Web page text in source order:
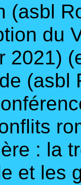
(asbl
du
2021)
(asbl
: la
et les